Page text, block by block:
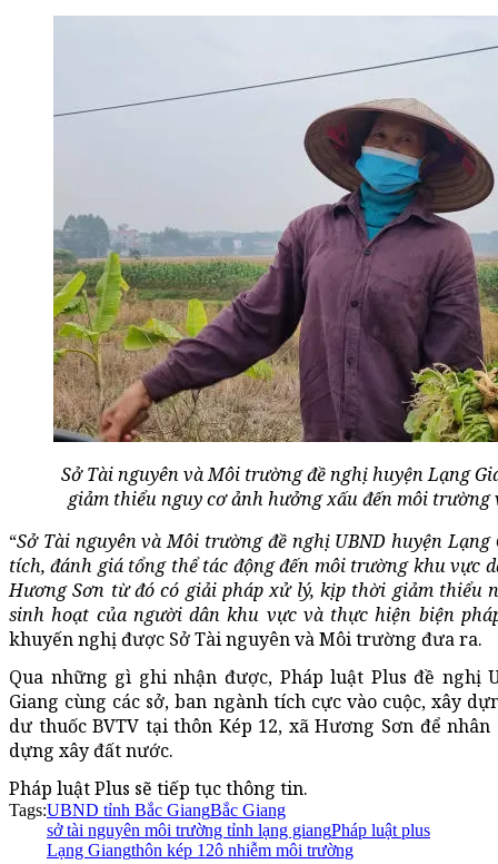
Sở Tài nguyên và Môi trường đề nghị huyện Lạng
giảm thiểu nguy cơ ảnh hưởng xấu đến môi
“Sở Tài nguyên và Môi trường đề nghị UBND huyện
tích, đánh giá tổng thể tác động đến môi trường khu vực
Hương Sơn từ đó có giải pháp xử lý, kịp thời giảm thiểu
sinh hoạt của người dân khu vực và thực hiện biện
khuyến nghị được Sở Tài nguyên và Môi trường đưa ra.
Qua những gì ghi nhận được, Pháp luật Plus đề nghị
Giang cùng các sở, ban ngành tích cực vào cuộc, xây
dư thuốc BVTV tại thôn Kép 12, xã Hương Sơn để
dựng xây đất nước.
Pháp luật Plus sẽ tiếp tục thông tin.
Tags:UBND tỉnh Bắc GiangBắc Giang
sở tài nguyên môi trường tỉnh lạng giangPháp luật plus
Lạng Giangthôn kép 12ô nhiễm môi trường